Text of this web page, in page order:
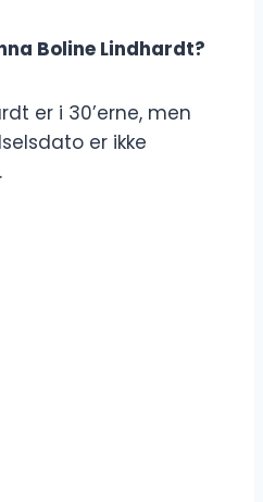
Boline Lindhardt?
er i 30’erne, men
er ikke